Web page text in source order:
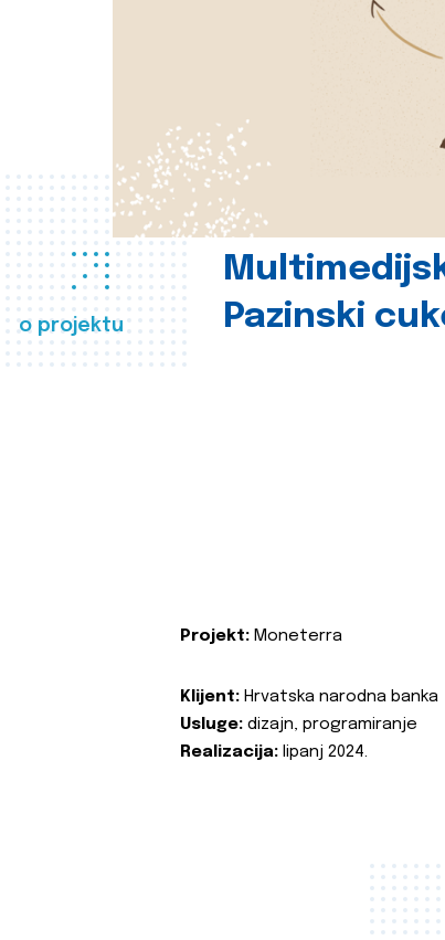
o projektu
Pazinski
Projekt: Moneterra
Klijent: Hrvatska narodna banka
Usluge: dizajn, programiranje
Realizacija: lipanj 2024.